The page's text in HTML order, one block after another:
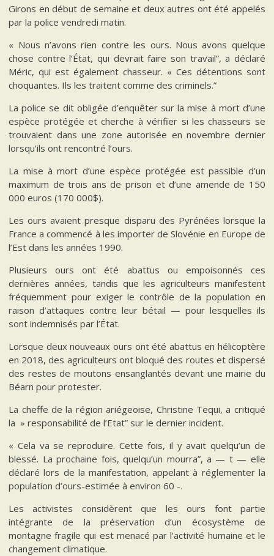
Girons en début de semaine et deux autres ont été appelés
par la police vendredi matin.
« Nous n’avons rien contre les ours. Nous avons quelque
chose contre l’État, qui devrait faire son travail”, a déclaré
Méric, qui est également chasseur. « Ces détentions sont
choquantes. Ils les traitent comme des criminels.”
La police se dit obligée d’enquêter sur la mise à mort d’une
espèce protégée et cherche à vérifier si les chasseurs se
trouvaient dans une zone autorisée en novembre dernier
lorsqu’ils ont rencontré l’ours.
La mise à mort d’une espèce protégée est passible d’un
maximum de trois ans de prison et d’une amende de 150
000 euros (170 000$).
Les ours avaient presque disparu des Pyrénées lorsque la
France a commencé à les importer de Slovénie en Europe de
l’Est dans les années 1990.
Plusieurs ours ont été abattus ou empoisonnés ces
dernières années, tandis que les agriculteurs manifestent
fréquemment pour exiger le contrôle de la population en
raison d’attaques contre leur bétail — pour lesquelles ils
sont indemnisés par l’État.
Lorsque deux nouveaux ours ont été abattus en hélicoptère
en 2018, des agriculteurs ont bloqué des routes et dispersé
des restes de moutons ensanglantés devant une mairie du
Béarn pour protester.
La cheffe de la région ariégeoise, Christine Tequi, a critiqué
la » responsabilité de l’Etat” sur le dernier incident.
« Cela va se reproduire. Cette fois, il y avait quelqu’un de
blessé. La prochaine fois, quelqu’un mourra”, a — t — elle
déclaré lors de la manifestation, appelant à réglementer la
population d’ours-estimée à environ 60 -.
Les activistes considèrent que les ours font partie
intégrante de la préservation d’un écosystème de
montagne fragile qui est menacé par l’activité humaine et le
changement climatique.